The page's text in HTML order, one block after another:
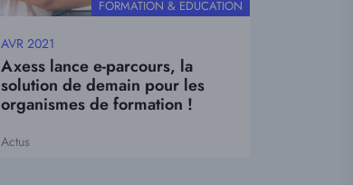
FORMATION & EDUCATION
Date
mise
à
jour
AVR 2021
Axess lance e-parcours, la
solution de demain pour les
organismes de formation !
Tags
Actus